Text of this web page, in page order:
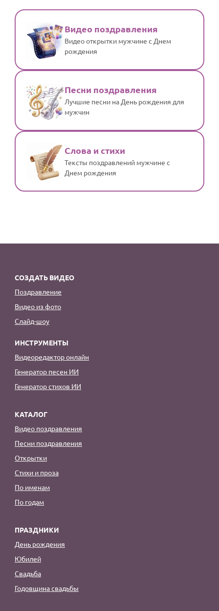
Видео поздравления
Видео открытки мужчине с Днем
рождения
Песни поздравления
Лучшие песни на День рождения для
мужчин
Слова и стихи
Тексты поздравлений мужчине с
Днем рождения
СОЗДАТЬ ВИДЕО
Поздравление
Видео из фото
Слайд-шоу
ИНСТРУМЕНТЫ
Видеоредактор онлайн
Генератор песен ИИ
Генератор стихов ИИ
КАТАЛОГ
Видео поздравления
Песни поздравления
Открытки
Стихи и проза
По именам
По годам
ПРАЗДНИКИ
День рождения
Юбилей
Свадьба
Годовщина свадьбы